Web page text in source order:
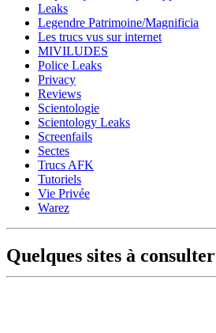
Leaks
Legendre Patrimoine/Magnificia
Les trucs vus sur internet
MIVILUDES
Police Leaks
Privacy
Reviews
Scientologie
Scientology Leaks
Screenfails
Sectes
Trucs AFK
Tutoriels
Vie Privée
Warez
Quelques sites à consulter